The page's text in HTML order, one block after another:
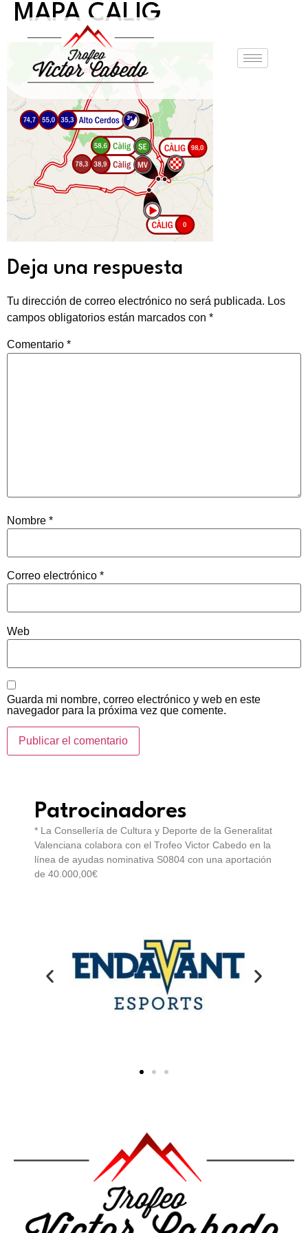
MAPA CALIG
Deja una respuesta
Tu dirección de correo electrónico no será publicada. Los
campos obligatorios están marcados con *
Comentario *
Nombre *
Correo electrónico *
Web
Guarda mi nombre, correo electrónico y web en este
navegador para la próxima vez que comente.
Patrocinadores
* La Consellería de Cultura y Deporte de la Generalitat
Valenciana colabora con el Trofeo Victor Cabedo en la
línea de ayudas nominativa S0804 con una aportación
de 40.000,00€